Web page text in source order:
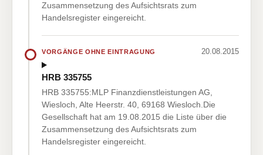
Zusammensetzung des Aufsichtsrats zum
Handelsregister eingereicht.
VORGÄNGE OHNE EINTRAGUNG 20.08.2015
HRB 335755
HRB 335755:MLP Finanzdienstleistungen AG,
Wiesloch, Alte Heerstr. 40, 69168 Wiesloch.Die
Gesellschaft hat am 19.08.2015 die Liste über die
Zusammensetzung des Aufsichtsrats zum
Handelsregister eingereicht.